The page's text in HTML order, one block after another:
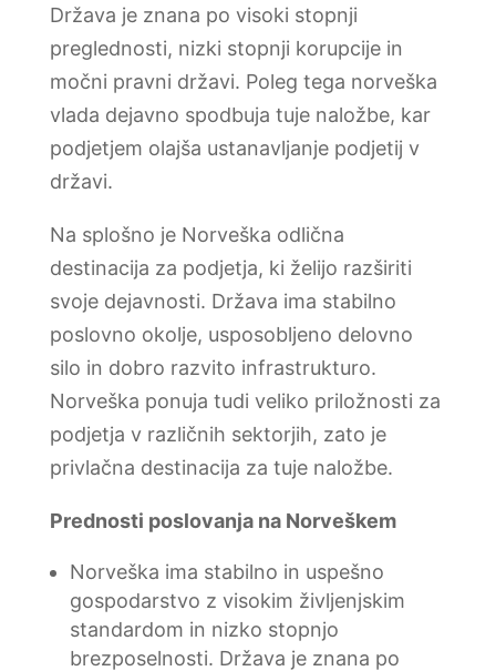
Država je znana po visoki stopnji
preglednosti, nizki stopnji korupcije in
močni pravni državi. Poleg tega norveška
vlada dejavno spodbuja tuje naložbe, kar
podjetjem olajša ustanavljanje podjetij v
državi.
Na splošno je Norveška odlična
destinacija za podjetja, ki želijo razširiti
svoje dejavnosti. Država ima stabilno
poslovno okolje, usposobljeno delovno
silo in dobro razvito infrastrukturo.
Norveška ponuja tudi veliko priložnosti za
podjetja v različnih sektorjih, zato je
privlačna destinacija za tuje naložbe.
Prednosti poslovanja na Norveškem
Norveška ima stabilno in uspešno
gospodarstvo z visokim življenjskim
standardom in nizko stopnjo
brezposelnosti. Država je znana po